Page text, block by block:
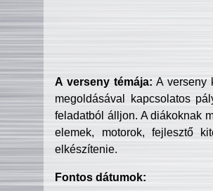
A verseny témája: A verseny
megoldásával kapcsolatos
feladatból álljon. A diákoknak
elemek, motorok, fejlesztő
elkészítenie.
Fontos dátumok: